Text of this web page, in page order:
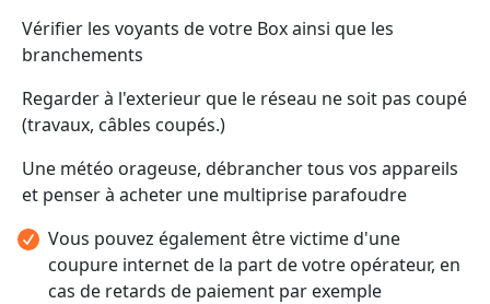
Vérifier les voyants de votre Box ainsi que les
branchements
Regarder à l'exterieur que le réseau ne soit pas coupé
(travaux, câbles coupés.)
Une météo orageuse, débrancher tous vos appareils
et penser à acheter une multiprise parafoudre
Vous pouvez également être victime d'une
coupure internet de la part de votre opérateur, en
cas de retards de paiement par exemple